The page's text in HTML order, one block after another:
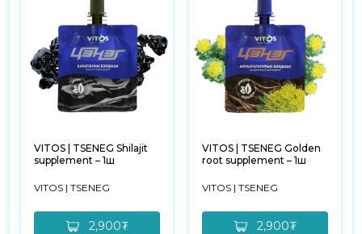
VITOS | TSENEG Shilajit
supplement – 1ш
VITOS | TSENEG
2,900₮
VITOS | TSENEG Golden
root supplement – 1ш
VITOS | TSENEG
2,900₮